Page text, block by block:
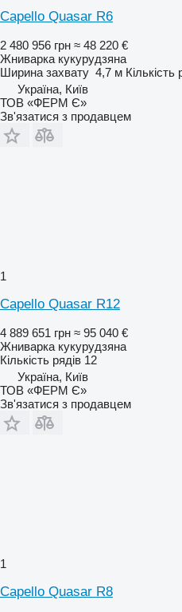
Capello Quasar R6
2 480 956 грн ≈ 48 220 €
Жниварка кукурудзяна
Ширина захвату 4,7 м Кількість
Україна, Київ
ТОВ «ФЕРМ Є»
Зв'язатися з продавцем
1
Capello Quasar R12
4 889 651 грн ≈ 95 040 €
Жниварка кукурудзяна
Кількість рядів 12
Україна, Київ
ТОВ «ФЕРМ Є»
Зв'язатися з продавцем
1
Capello Quasar R8